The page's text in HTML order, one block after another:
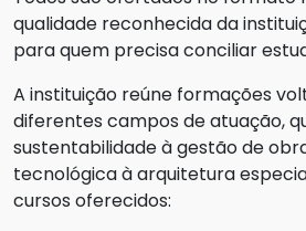
qualidade reconhecida da
para quem precisa conciliar
A instituição reúne formações
diferentes campos de atuação,
sustentabilidade à gestão de
tecnológica à arquitetura
cursos oferecidos: